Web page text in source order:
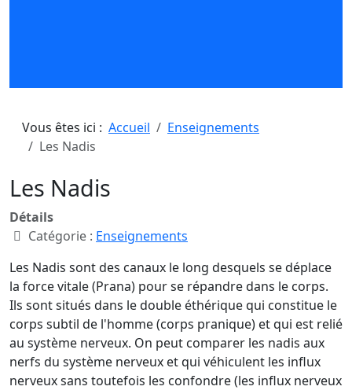
Vous êtes ici : Accueil
Enseignements
Les Nadis
Les Nadis
Détails
Catégorie : Enseignements
Les Nadis sont des canaux le long desquels se déplace
la force vitale (Prana) pour se répandre dans le corps.
Ils sont situés dans le double éthérique qui constitue le
corps subtil de l'homme (corps pranique) et qui est relié
au système nerveux. On peut comparer les nadis aux
nerfs du système nerveux et qui véhiculent les influx
nerveux sans toutefois les confondre (les influx nerveux